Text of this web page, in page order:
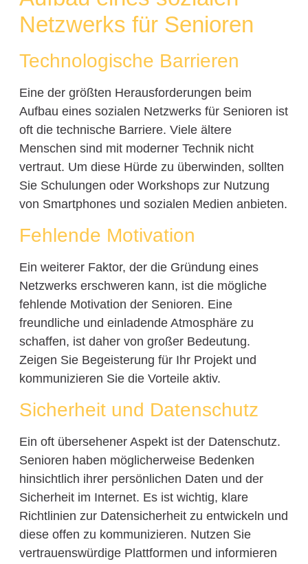
Netzwerks für Senioren
Technologische Barrieren
Eine der größten Herausforderungen beim
Aufbau eines sozialen Netzwerks für Senioren ist
oft die technische Barriere. Viele ältere
Menschen sind mit moderner Technik nicht
vertraut. Um diese Hürde zu überwinden, sollten
Sie Schulungen oder Workshops zur Nutzung
von Smartphones und sozialen Medien anbieten.
Fehlende Motivation
Ein weiterer Faktor, der die Gründung eines
Netzwerks erschweren kann, ist die mögliche
fehlende Motivation der Senioren. Eine
freundliche und einladende Atmosphäre zu
schaffen, ist daher von großer Bedeutung.
Zeigen Sie Begeisterung für Ihr Projekt und
kommunizieren Sie die Vorteile aktiv.
Sicherheit und Datenschutz
Ein oft übersehener Aspekt ist der Datenschutz.
Senioren haben möglicherweise Bedenken
hinsichtlich ihrer persönlichen Daten und der
Sicherheit im Internet. Es ist wichtig, klare
Richtlinien zur Datensicherheit zu entwickeln und
diese offen zu kommunizieren. Nutzen Sie
vertrauenswürdige Plattformen und informieren